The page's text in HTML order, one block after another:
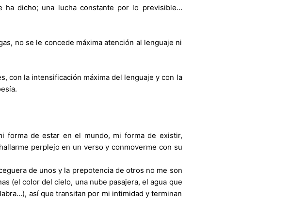
ha dicho; una lucha constante por lo previsible…
no se le concede máxima atención al lenguaje ni
con la intensificación máxima del lenguaje y con la
forma de estar en el mundo, mi forma de existir,
perplejo en un verso y conmoverme con su
de unos y la prepotencia de otros no me son
(el color del cielo, una nube pasajera, el agua que
así que transitan por mi intimidad y terminan